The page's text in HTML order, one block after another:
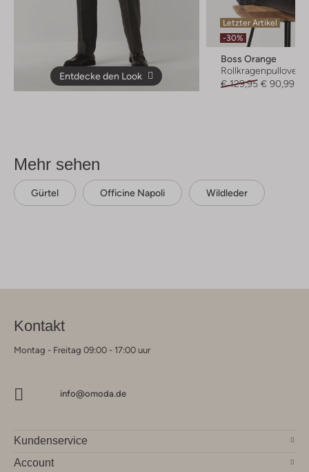
Entdecke den Look
Letzter Artikel
-30%
Boss Orange
Rollkragenpullover
€ 129,95 € 90,99
Mehr sehen
Gürtel Officine Napoli Wildleder
Kontakt
Montag - Freitag 09:00 - 17:00 uur
info@omoda.de
Kundenservice
Account